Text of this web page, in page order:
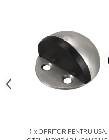
1 x OPRITOR PENTRU USA,